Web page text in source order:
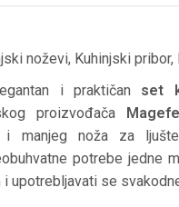
noževi, Kuhinjski pribor,
i praktičan set
proizvođača
i manjeg noža za
potrebe jedne
upotrebljavati se